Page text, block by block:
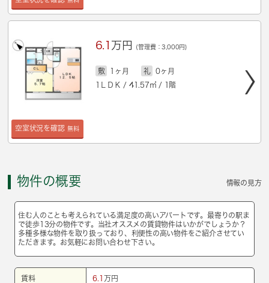
空室状況を確認 無料
6.1 万円 (管理費：3,000円)
敷 1ヶ月 礼
0ヶ月
1ＬＤＫ / 41.57㎡ / 1階
物件の概要 情報の見方
住む人のことも考えられている満足度の高いアパートです。最寄りの駅ま
で徒歩13分の物件です。当社オススメの賃貸物件はいかがでしょうか？
多種多様な物件を取り扱っており、利便性の高い物件をご紹介させてい
ただきます。お気軽にお問い合わせ下さい。
賃料 6.1 万円